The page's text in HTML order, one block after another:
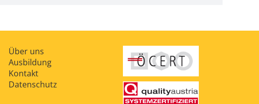
Über uns
Ausbildung
Kontakt
Datenschutz